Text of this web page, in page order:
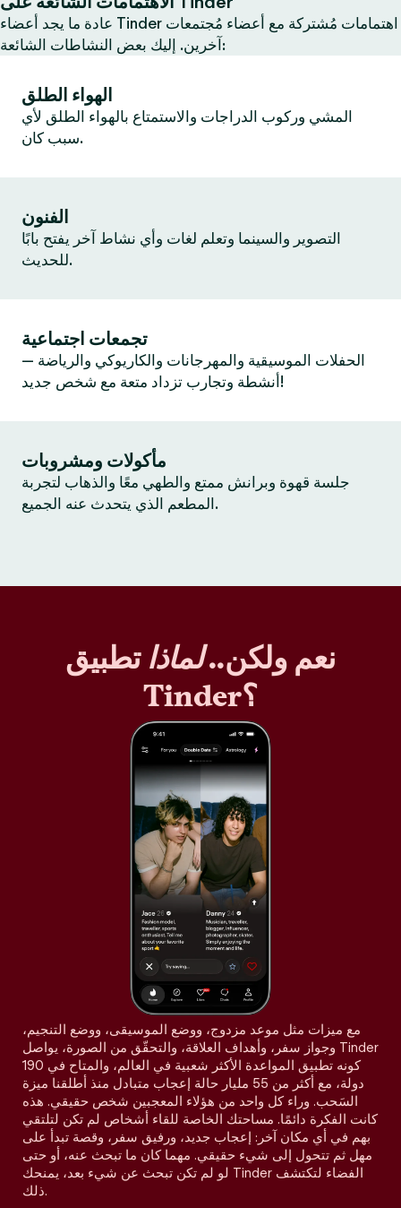
عادة ما يجد أعضاء Tinder اهتمامات مُشتركة مع أعضاء مُجتمعات
آخرين. إليك بعض النشاطات الشائعة:
الهواء الطلق
المشي وركوب الدراجات والاستمتاع بالهواء الطلق لأي
سبب كان.
الفنون
التصوير والسينما وتعلم لغات وأي نشاط آخر يفتح بابًا
للحديث.
تجمعات اجتماعية
الحفلات الموسيقية والمهرجانات والكاريوكي والرياضة —
أنشطة وتجارب تزداد متعة مع شخص جديد!
مأكولات ومشروبات
جلسة قهوة وبرانش ممتع والطهي معًا والذهاب لتجربة
المطعم الذي يتحدث عنه الجميع.
نعم ولكن..لماذا تطبيق
Tinder؟
مع ميزات مثل موعد مزدوج، ووضع الموسيقى، ووضع التنجيم،
وجواز سفر، وأهداف العلاقة، والتحقّق من الصورة، يواصل Tinder
كونه تطبيق المواعدة الأكثر شعبية في العالم، والمتاح في 190
دولة، مع أكثر من 55 مليار حالة إعجاب متبادل منذ أطلقنا ميزة
السَحب. وراء كل واحد من هؤلاء المعجبين شخص حقيقي. هذه
كانت الفكرة دائمًا. مساحتك الخاصة للقاء أشخاص لم تكن لتلتقي
بهم في أي مكان آخر: إعجاب جديد، ورفيق سفر، وقصة تبدأ على
مهل ثم تتحول إلى شيء حقيقي. مهما كان ما تبحث عنه، أو حتى
لو لم تكن تبحث عن شيء بعد، يمنحك Tinder الفضاء لتكتشف
ذلك.